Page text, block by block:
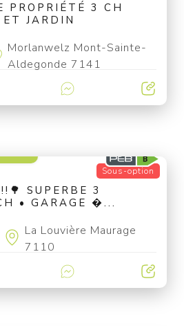
PROPRIÉTÉ 3 CH
JARDIN
Morlanwelz Mont-Sainte-
Aldegonde 7141
Sous-option
SUPERBE 3
• GARAGE �...
La Louvière Maurage
7110